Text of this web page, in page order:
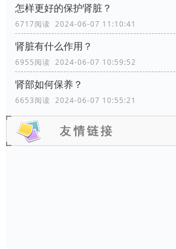
怎样更好的保护肾脏？
6717阅读 2024-06-07 11:10:41
肾脏有什么作用？
6955阅读 2024-06-07 10:59:52
肾部如何保养？
6653阅读 2024-06-07 10:55:21